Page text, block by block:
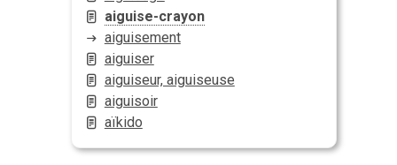
aiguise-crayon
aiguisement
aiguiser
aiguiseur, aiguiseuse
aiguisoir
aïkido